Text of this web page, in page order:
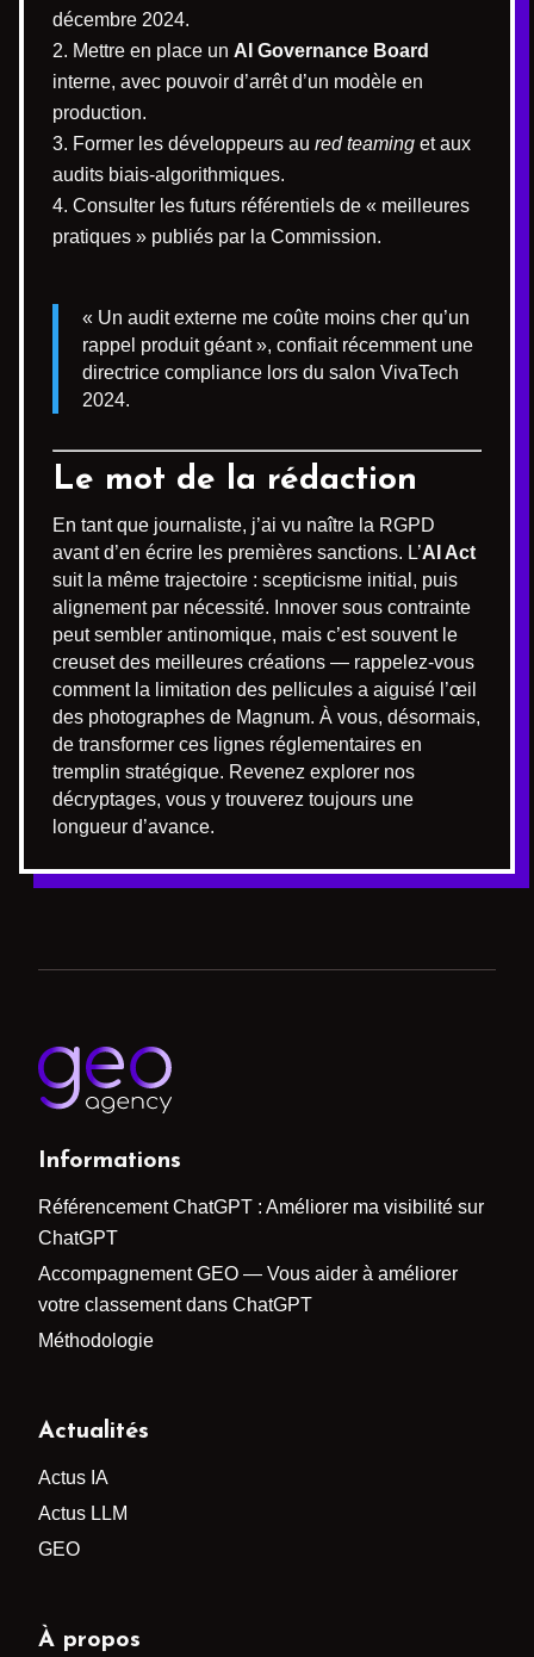
décembre 2024.
Mettre en place un AI Governance Board
interne, avec pouvoir d’arrêt d’un modèle en
production.
Former les développeurs au red teaming et aux
audits biais-algorithmiques.
Consulter les futurs référentiels de « meilleures
pratiques » publiés par la Commission.
« Un audit externe me coûte moins cher qu’un
rappel produit géant », confiait récemment une
directrice compliance lors du salon VivaTech
2024.
Le mot de la rédaction
En tant que journaliste, j’ai vu naître la RGPD
avant d’en écrire les premières sanctions. L’AI Act
suit la même trajectoire : scepticisme initial, puis
alignement par nécessité. Innover sous contrainte
peut sembler antinomique, mais c’est souvent le
creuset des meilleures créations — rappelez-vous
comment la limitation des pellicules a aiguisé l’œil
des photographes de Magnum. À vous, désormais,
de transformer ces lignes réglementaires en
tremplin stratégique. Revenez explorer nos
décryptages, vous y trouverez toujours une
longueur d’avance.
Informations
Référencement ChatGPT : Améliorer ma visibilité sur
ChatGPT
Accompagnement GEO — Vous aider à améliorer
votre classement dans ChatGPT
Méthodologie
Actualités
Actus IA
Actus LLM
GEO
À propos